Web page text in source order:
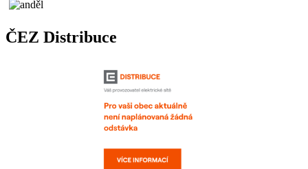
ČEZ Distribuce